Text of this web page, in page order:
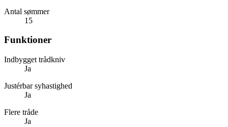
Antal sømmer
15
Funktioner
Indbygget trådkniv
Ja
Justérbar syhastighed
Ja
Flere tråde
Ja